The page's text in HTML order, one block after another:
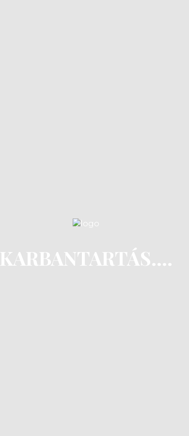
KARBANTARTÁS....